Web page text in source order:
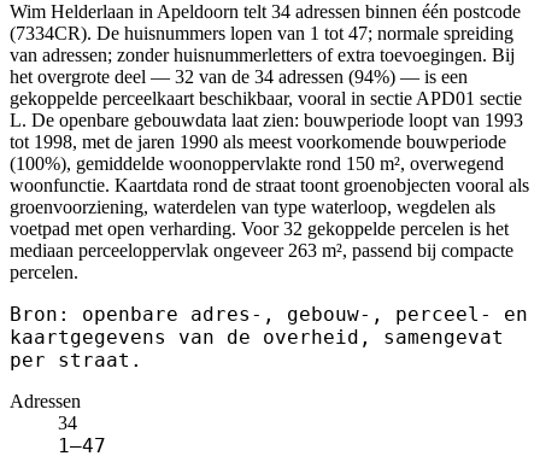
Wim Helderlaan in Apeldoorn telt 34 adressen binnen één postcode
(7334CR). De huisnummers lopen van 1 tot 47; normale spreiding
van adressen; zonder huisnummerletters of extra toevoegingen. Bij
het overgrote deel — 32 van de 34 adressen (94%) — is een
gekoppelde perceelkaart beschikbaar, vooral in sectie APD01 sectie
L. De openbare gebouwdata laat zien: bouwperiode loopt van 1993
tot 1998, met de jaren 1990 als meest voorkomende bouwperiode
(100%), gemiddelde woonoppervlakte rond 150 m², overwegend
woonfunctie. Kaartdata rond de straat toont groenobjecten vooral als
groenvoorziening, waterdelen van type waterloop, wegdelen als
voetpad met open verharding. Voor 32 gekoppelde percelen is het
mediaan perceeloppervlak ongeveer 263 m², passend bij compacte
percelen.
Bron: openbare adres-, gebouw-, perceel- en
kaartgegevens van de overheid, samengevat
per straat.
Adressen
34
1–47